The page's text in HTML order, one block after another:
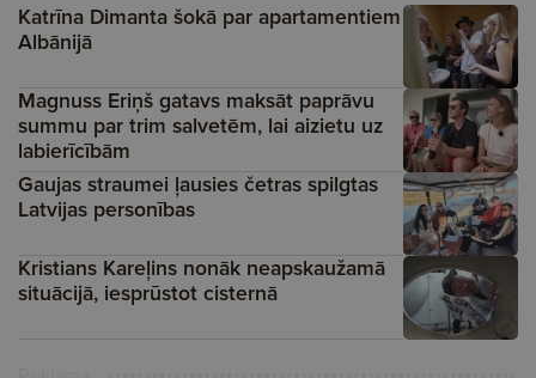
Katrīna Dimanta šokā par apartamentiem
Albānijā
Magnuss Eriņš gatavs maksāt paprāvu
summu par trim salvetēm, lai aizietu uz
labierīcībām
Gaujas straumei ļausies četras spilgtas
Latvijas personības
Kristians Kareļins nonāk neapskaužamā
situācijā, iesprūstot cisternā